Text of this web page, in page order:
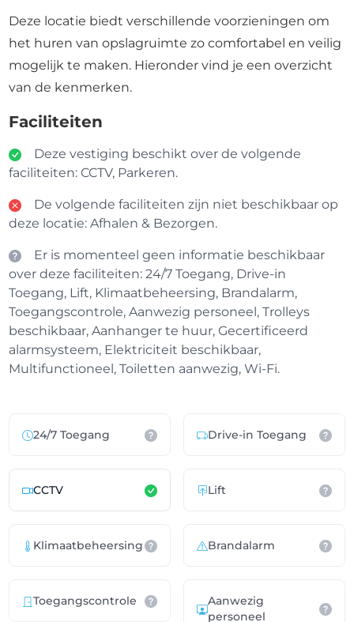
Deze locatie biedt verschillende voorzieningen om
het huren van opslagruimte zo comfortabel en veilig
mogelijk te maken. Hieronder vind je een overzicht
van de kenmerken.
Faciliteiten
Deze vestiging beschikt over de volgende
faciliteiten: CCTV, Parkeren.
De volgende faciliteiten zijn niet beschikbaar op
deze locatie: Afhalen & Bezorgen.
Er is momenteel geen informatie beschikbaar
over deze faciliteiten: 24/7 Toegang, Drive-in
Toegang, Lift, Klimaatbeheersing, Brandalarm,
Toegangscontrole, Aanwezig personeel, Trolleys
beschikbaar, Aanhanger te huur, Gecertificeerd
alarmsysteem, Elektriciteit beschikbaar,
Multifunctioneel, Toiletten aanwezig, Wi-Fi.
24/7 Toegang Drive-in Toegang
CCTV Lift
Klimaatbeheersing Brandalarm
Toegangscontrole
Aanwezig
personeel